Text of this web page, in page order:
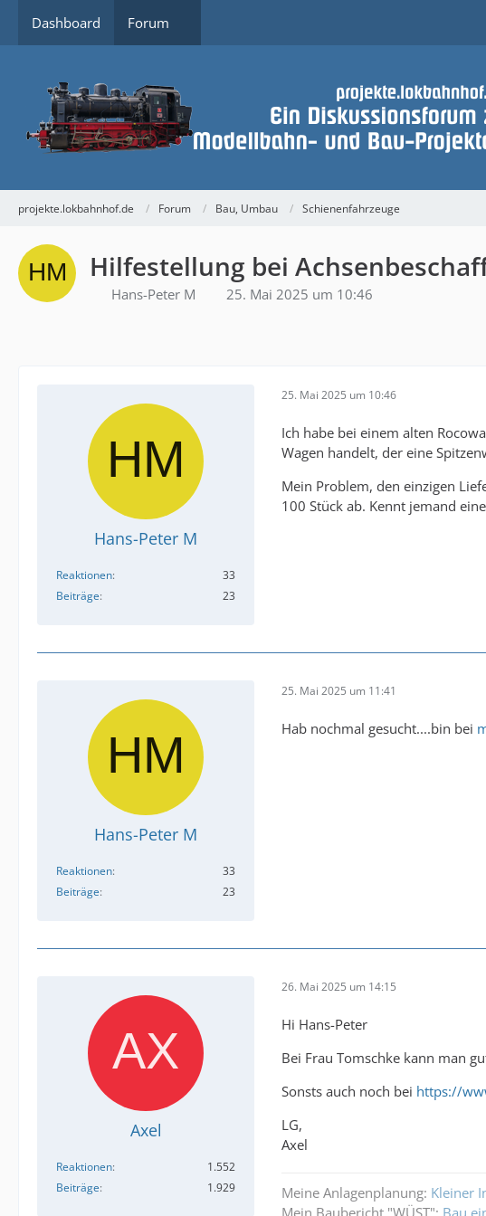
Dashboard Forum
projekte.lokbahnhof.de Forum Bau, Umbau Schienenfahrzeuge
Hilfestellung bei
Hans-Peter M 25. Mai 2025 um 10:46
Hans-Peter M
Reaktionen
33
Beiträge
23
25. Mai 2025 um 10:46
Ich habe bei einem alten
Wagen handelt, der eine
Mein Problem, den einzigen
100 Stück ab. Kennt jemand
Hans-Peter M
Reaktionen
33
Beiträge
23
25. Mai 2025 um 11:41
Hab nochmal gesucht....bin bei
Axel
Reaktionen
1.552
Beiträge
1.929
26. Mai 2025 um 14:15
Hi Hans-Peter
Bei Frau Tomschke kann man
Sonsts auch noch bei https://
LG,
Axel
Meine Anlagenplanung: Kleiner
Mein Baubericht "WÜST": Bau